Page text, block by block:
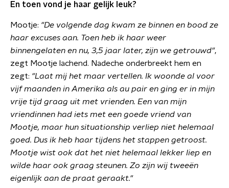
En toen vond je haar gelijk leuk?
Mootje: "De volgende dag kwam ze binnen en bood ze
haar excuses aan. Toen heb ik haar weer
binnengelaten en nu, 3,5 jaar later, zijn we getrouwd",
zegt Mootje lachend. Nadeche onderbreekt hem en
zegt: "Laat mij het maar vertellen. Ik woonde al voor
vijf maanden in Amerika als au pair en ging er in mijn
vrije tijd graag uit met vrienden. Een van mijn
vriendinnen had iets met een goede vriend van
Mootje, maar hun situationship verliep niet helemaal
goed. Dus ik heb haar tijdens het stappen getroost.
Mootje wist ook dat het niet helemaal lekker liep en
wilde haar ook graag steunen. Zo zijn wij tweeën
eigenlijk aan de praat geraakt."